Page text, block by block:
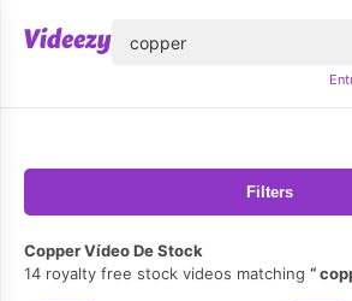
Filters
Copper Vídeo De Stock
14 royalty free stock videos matching